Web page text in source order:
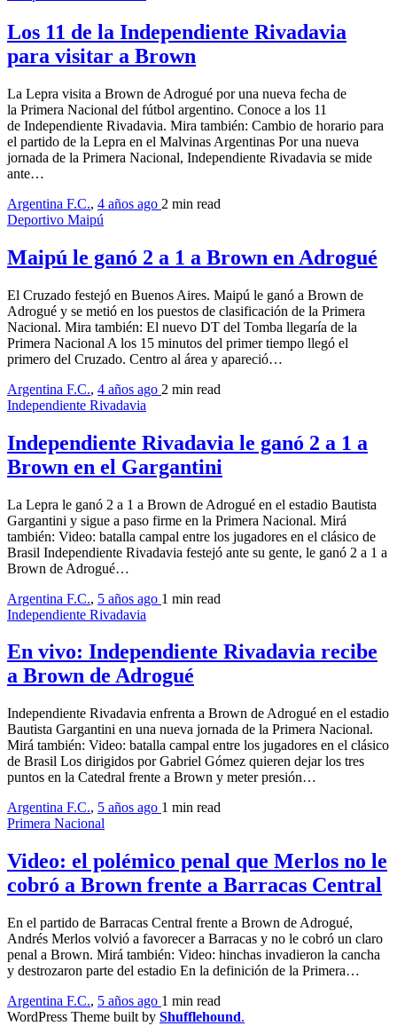
Los 11 de la Independiente Rivadavia
para visitar a Brown
La Lepra visita a Brown de Adrogué por una nueva fecha de
la Primera Nacional del fútbol argentino. Conoce a los 11
de Independiente Rivadavia. Mira también: Cambio de horario para
el partido de la Lepra en el Malvinas Argentinas Por una nueva
jornada de la Primera Nacional, Independiente Rivadavia se mide
ante…
Argentina F.C., 4 años ago 2 min read
Deportivo Maipú
Maipú le ganó 2 a 1 a Brown en Adrogué
El Cruzado festejó en Buenos Aires. Maipú le ganó a Brown de
Adrogué y se metió en los puestos de clasificación de la Primera
Nacional. Mira también: El nuevo DT del Tomba llegaría de la
Primera Nacional A los 15 minutos del primer tiempo llegó el
primero del Cruzado. Centro al área y apareció…
Argentina F.C., 4 años ago 2 min read
Independiente Rivadavia
Independiente Rivadavia le ganó 2 a 1 a
Brown en el Gargantini
La Lepra le ganó 2 a 1 a Brown de Adrogué en el estadio Bautista
Gargantini y sigue a paso firme en la Primera Nacional. Mirá
también: Video: batalla campal entre los jugadores en el clásico de
Brasil Independiente Rivadavia festejó ante su gente, le ganó 2 a 1 a
Brown de Adrogué…
Argentina F.C., 5 años ago 1 min read
Independiente Rivadavia
En vivo: Independiente Rivadavia recibe
a Brown de Adrogué
Independiente Rivadavia enfrenta a Brown de Adrogué en el estadio
Bautista Gargantini en una nueva jornada de la Primera Nacional.
Mirá también: Video: batalla campal entre los jugadores en el clásico
de Brasil Los dirigidos por Gabriel Gómez quieren dejar los tres
puntos en la Catedral frente a Brown y meter presión…
Argentina F.C., 5 años ago 1 min read
Primera Nacional
Video: el polémico penal que Merlos no le
cobró a Brown frente a Barracas Central
En el partido de Barracas Central frente a Brown de Adrogué,
Andrés Merlos volvió a favorecer a Barracas y no le cobró un claro
penal a Brown. Mirá también: Video: hinchas invadieron la cancha
y destrozaron parte del estadio En la definición de la Primera…
Argentina F.C., 5 años ago 1 min read
WordPress Theme built by Shufflehound.